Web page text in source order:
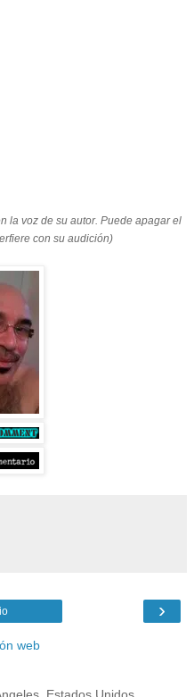
la voz de su autor. Puede apagar el
con su audición)
›
web
Estados Unidos